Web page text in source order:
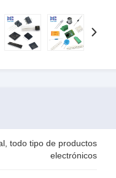
todo tipo de productos
electrónicos